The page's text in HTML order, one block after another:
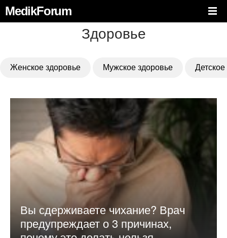
MedikForum
Здоровье
Женское здоровье Мужское здоровье
Вы сдерживаете чихание? Врач
предупреждает о 3 причинах,